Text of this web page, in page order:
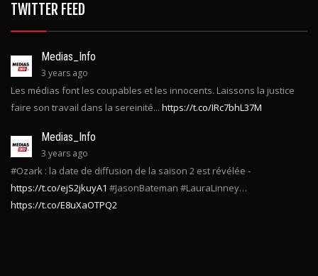
TWITTER FEED
Medias_Info
3 years ago
Les médias font les coupables et les innocents. Laissons la justice
faire son travail dans la sereinité... https://t.co/IRc7bhL37M
Medias_Info
3 years ago
#Ozark : la date de diffusion de la saison 2 est révélée -
https://t.co/ejS2jkuyA1 #JasonBateman #LauraLinney…
https://t.co/E8uXaOTPQ2